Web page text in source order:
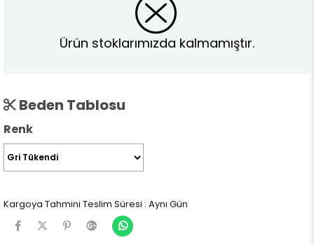
Ürün stoklarımızda kalmamıştır.
Beden Tablosu
Renk
Kargoya Tahmini Teslim Süresi : Aynı Gün